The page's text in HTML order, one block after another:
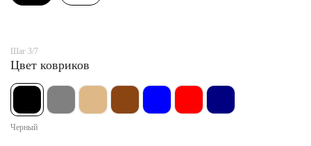
Шаг 3/7
Цвет ковриков
Черный